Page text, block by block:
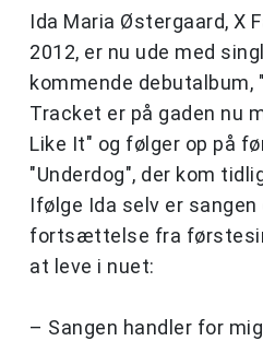
Ida Maria Østergaard, X
2012, er nu ude med
kommende debutalbum,
Tracket er på gaden nu
Like It" og følger op på
"Underdog", der kom
Ifølge Ida selv er sangen
fortsættelse fra
at leve i nuet:
– Sangen handler for